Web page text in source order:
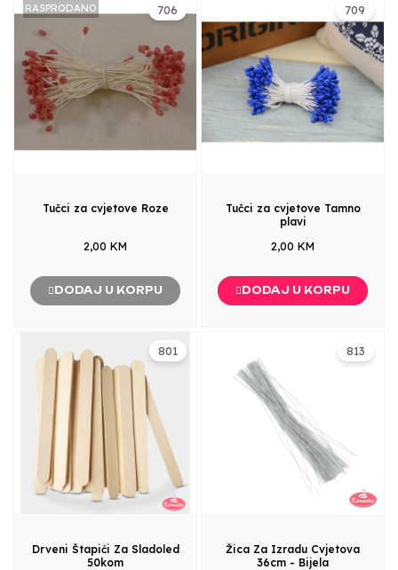
706
RASPRODANO
Tučci za cvjetove Roze
2,00 KM
DODAJ U KORPU
709
Tučci za cvjetove Tamno
plavi
2,00 KM
DODAJ U KORPU
801
Drveni Štapići Za Sladoled
50kom
813
Žica Za Izradu Cvjetova
36cm - Bijela